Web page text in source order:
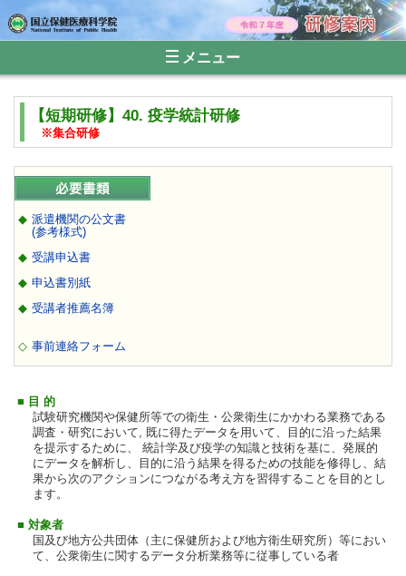
メニュー
【短期研修】40. 疫学統計研修
※集合研修
◆ 派遣機関の公文書
(参考様式)
◆ 受講申込書
◆ 申込書別紙
◆ 受講者推薦名簿
◇ 事前連絡フォーム
■ 目 的
試験研究機関や保健所等での衛生・公衆衛生にかかわる業務である
調査・研究において, 既に得たデータを用いて、目的に沿った結果
を提示するために、 統計学及び疫学の知識と技術を基に、発展的
にデータを解析し、目的に沿う結果を得るための技能を修得し、結
果から次のアクションにつながる考え方を習得することを目的とし
ます。
■ 対象者
国及び地方公共団体（主に保健所および地方衛生研究所）等におい
て、公衆衛生に関するデータ分析業務等に従事している者